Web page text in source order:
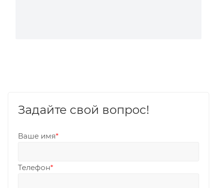
Задайте свой вопрос!
Ваше имя*
Телефон*